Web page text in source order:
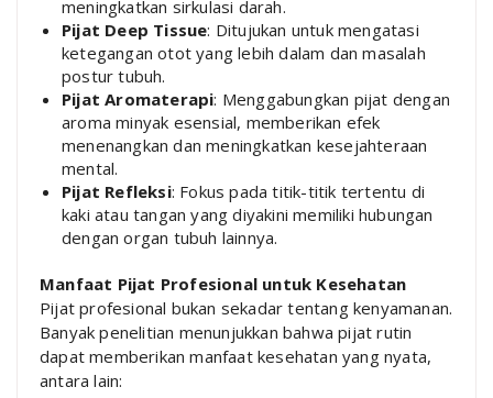
meningkatkan sirkulasi darah.
Pijat Deep Tissue: Ditujukan untuk mengatasi
ketegangan otot yang lebih dalam dan masalah
postur tubuh.
Pijat Aromaterapi: Menggabungkan pijat dengan
aroma minyak esensial, memberikan efek
menenangkan dan meningkatkan kesejahteraan
mental.
Pijat Refleksi: Fokus pada titik-titik tertentu di
kaki atau tangan yang diyakini memiliki hubungan
dengan organ tubuh lainnya.
Manfaat Pijat Profesional untuk Kesehatan
Pijat profesional bukan sekadar tentang kenyamanan.
Banyak penelitian menunjukkan bahwa pijat rutin
dapat memberikan manfaat kesehatan yang nyata,
antara lain: